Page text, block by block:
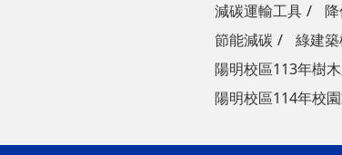
減碳運輸工具
節能減碳
綠建
陽明校區113年樹
陽明校區114年校